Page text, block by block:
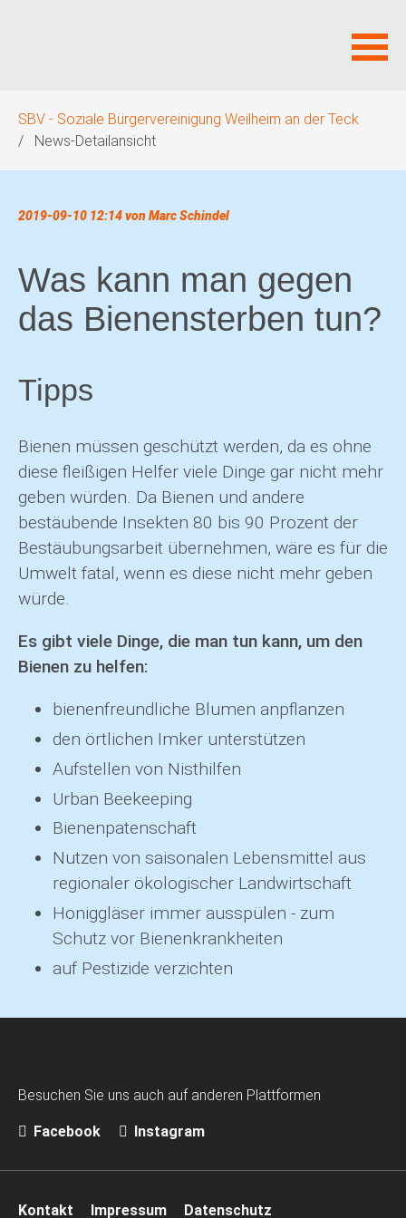
überspringen
SBV - Soziale Bürgervereinigung Weilheim an der Teck
News-Detailansicht
2019-09-10 12:14von Marc Schindel
Was kann man gegen
das Bienensterben tun?
Tipps
Bienen müssen geschützt werden, da es ohne
diese fleißigen Helfer viele Dinge gar nicht mehr
geben würden. Da Bienen und andere
bestäubende Insekten 80 bis 90 Prozent der
Bestäubungsarbeit übernehmen, wäre es für die
Umwelt fatal, wenn es diese nicht mehr geben
würde.
Es gibt viele Dinge, die man tun kann, um den
Bienen zu helfen:
bienenfreundliche Blumen anpflanzen
den örtlichen Imker unterstützen
Aufstellen von Nisthilfen
Urban Beekeeping
Bienenpatenschaft
Nutzen von saisonalen Lebensmittel aus
regionaler ökologischer Landwirtschaft
Honiggläser immer ausspülen - zum
Schutz vor Bienenkrankheiten
auf Pestizide verzichten
Besuchen Sie uns auch auf anderen Plattformen
Facebook Instagram
überspringen
Kontakt Impressum Datenschutz